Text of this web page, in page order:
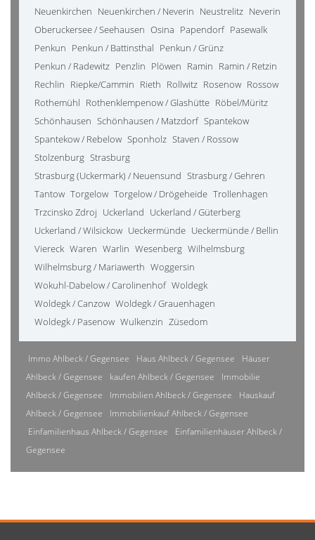
Neuenkirchen Neuenkirchen / Neverin Neustrelitz Neverin
Oberuckersee / Seehausen Osina Papendorf Pasewalk
Penkun Penkun / Battinsthal Penkun / Grünz
Penkun / Radewitz Penzlin Plöwen Ramin Ramin / Retzin
Rechlin Riepke/Cammin Rieth Rollwitz Rosenow Rossow
Rothemühl Rothenklempenow / Glashütte Röbel/Müritz
Schönhausen Schönhausen / Matzdorf Spantekow
Spantekow / Rebelow Sponholz Staven / Rossow
Stolzenburg Strasburg
Strasburg (Uckermark) / Neuensund Strasburg / Gehren
Tantow Torgelow Torgelow / Drögeheide Trollenhagen
Trzcinsko Zdroj Uckerland Uckerland / Güterberg
Uckerland / Wilsickow Ueckermünde Ueckermünde / Bellin
Viereck Waren Warlin Wesenberg Wilhelmsburg
Wilhelmsburg / Mariawerth Woggersin
Wokuhl-Dabelow / Carolinenhof Woldegk
Woldegk / Canzow Woldegk / Grauenhagen
Woldegk / Pasenow Wulkenzin Züsedom
Immo Ahlbeck / Gegensee Haus Ahlbeck / Gegensee
Häuser
Ahlbeck / Gegensee
kaufen Ahlbeck / Gegensee
Immobilie
Ahlbeck / Gegensee
Immobilien Ahlbeck / Gegensee
Hauskauf
Ahlbeck / Gegensee
Immobilienkauf Ahlbeck / Gegensee
Einfamilienhaus Ahlbeck / Gegensee
Einfamilienhäuser Ahlbeck /
Gegensee